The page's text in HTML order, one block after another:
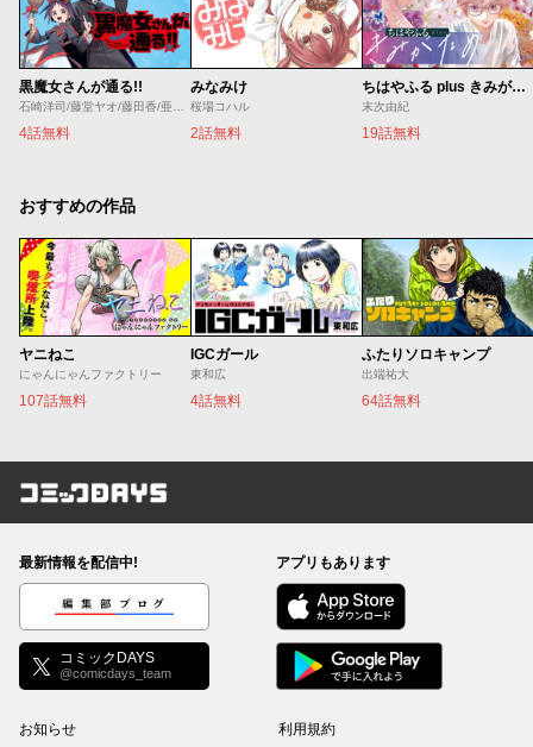
黒魔女さんが通る!!
石崎洋司/藤堂ヤオ/藤田香/亜沙美
4話無料
みなみけ
桜場コハル
2話無料
ちはやふる plus きみがため
末次由紀
19話無料
おすすめの作品
ヤニねこ
にゃんにゃんファクトリー
107話無料
IGCガール
東和広
4話無料
ふたりソロキャンプ
出端祐大
64話無料
コミックDAYS
最新情報を配信中!
編集部ブログ
コミックDAYS
@comicdays_team
アプリもあります
お知らせ 利用規約